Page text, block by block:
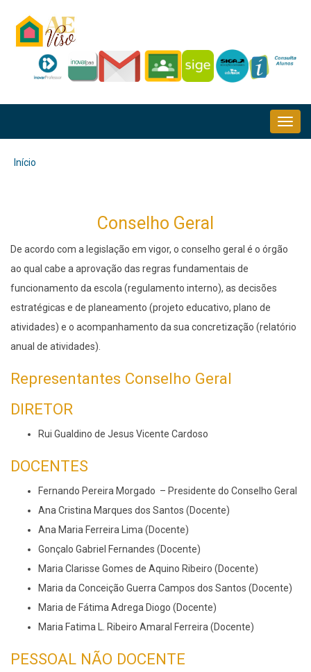
para
conteúdo
Início
Conselho Geral
De acordo com a legislação em vigor, o conselho geral é o órgão
ao qual cabe a aprovação das regras fundamentais de
funcionamento da escola (regulamento interno), as decisões
estratégicas e de planeamento (projeto educativo, plano de
atividades) e o acompanhamento da sua concretização (relatório
anual de atividades).
Representantes Conselho Geral
DIRETOR
Rui Gualdino de Jesus Vicente Cardoso
DOCENTES
Fernando Pereira Morgado – Presidente do Conselho Geral
Ana Cristina Marques dos Santos (Docente)
Ana Maria Ferreira Lima (Docente)
Gonçalo Gabriel Fernandes (Docente)
Maria Clarisse Gomes de Aquino Ribeiro (Docente)
Maria da Conceição Guerra Campos dos Santos (Docente)
Maria de Fátima Adrega Diogo (Docente)
Maria Fatima L. Ribeiro Amaral Ferreira (Docente)
PESSOAL NÃO DOCENTE